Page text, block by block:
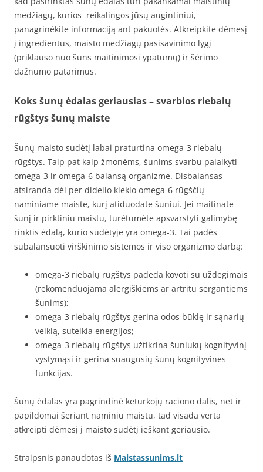
medžiagų, kurios reikalingos jūsų augintiniui,
panagrinėkite informaciją ant pakuotės. Atkreipkite dėmesį
į ingredientus, maisto medžiagų pasisavinimo lygį
(priklauso nuo šuns maitinimosi ypatumų) ir šėrimo
dažnumo patarimus.
Koks šunų ėdalas geriausias – svarbios riebalų
rūgštys šunų maiste
Šunų maisto sudėtį labai praturtina omega-3 riebalų
rūgštys. Taip pat kaip žmonėms, šunims svarbu palaikyti
omega-3 ir omega-6 balansą organizme. Disbalansas
atsiranda dėl per didelio kiekio omega-6 rūgščių
naminiame maiste, kurį atiduodate šuniui. Jei maitinate
šunį ir pirktiniu maistu, turėtumėte apsvarstyti galimybę
rinktis ėdalą, kurio sudėtyje yra omega-3. Tai padės
subalansuoti virškinimo sistemos ir viso organizmo darbą:
omega-3 riebalų rūgštys padeda kovoti su uždegimais
(rekomenduojama alergiškiems ar artritu sergantiems
šunims);
omega-3 riebalų rūgštys gerina odos būklę ir sąnarių
veiklą, suteikia energijos;
omega-3 riebalų rūgštys užtikrina šuniukų kognityvinį
vystymąsi ir gerina suaugusių šunų kognityvines
funkcijas.
Šunų ėdalas yra pagrindinė keturkojų raciono dalis, net ir
papildomai šeriant naminiu maistu, tad visada verta
atkreipti dėmesį į maisto sudėtį ieškant geriausio.
Straipsnis panaudotas iš Maistassunims.lt